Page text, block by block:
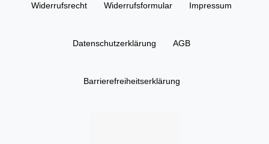
Widerrufs­recht Widerrufs­formular Impressum
Daten­schutz­erklärung AGB
Barrierefreiheitserklärung